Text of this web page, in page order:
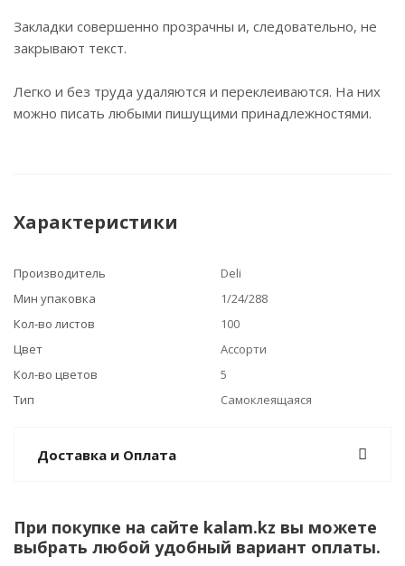
Закладки совершенно прозрачны и, следовательно, не
закрывают текст.
Легко и без труда удаляются и переклеиваются. На них
можно писать любыми пишущими принадлежностями.
Характеристики
Производитель
Deli
Мин упаковка
1/24/288
Кол-во листов
100
Цвет
Ассорти
Кол-во цветов
5
Тип
Самоклеящаяся
Доставка и Оплата
При покупке на сайте kalam.kz вы можете
выбрать любой удобный вариант оплаты.